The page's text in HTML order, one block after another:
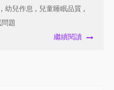
, 幼兒作息 , 兒童睡眠品質 ,
題
繼續閱讀